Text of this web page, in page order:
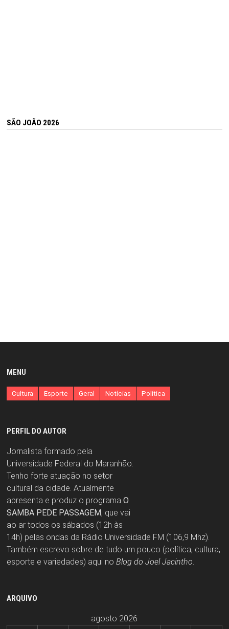
SÃO JOÃO 2026
MENU
Cultura Esporte Geral Notícias Política
PERFIL DO AUTOR
Jornalista formado pela
Universidade Federal do Maranhão.
Tenho forte atuação no setor
cultural da cidade. Atualmente
apresenta e produz o programa O
SAMBA PEDE PASSAGEM, que vai
ao ar todos os sábados (12h às
14h) pelas ondas da Rádio Universidade FM (106,9 Mhz).
Também escrevo sobre de tudo um pouco (política, cultura,
esporte e variedades) aqui no Blog do Joel Jacintho.
ARQUIVO
agosto 2026